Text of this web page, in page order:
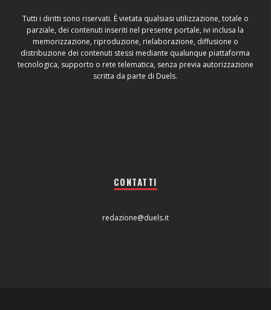
Tutti i diritti sono riservati. È vietata qualsiasi utilizzazione, totale o
parziale, dei contenuti inseriti nel presente portale, ivi inclusa la
memorizzazione, riproduzione, rielaborazione, diffusione o
distribuzione dei contenuti stessi mediante qualunque piattaforma
tecnologica, supporto o rete telematica, senza previa autorizzazione
scritta da parte di Duels.
CONTATTI
redazione@duels.it